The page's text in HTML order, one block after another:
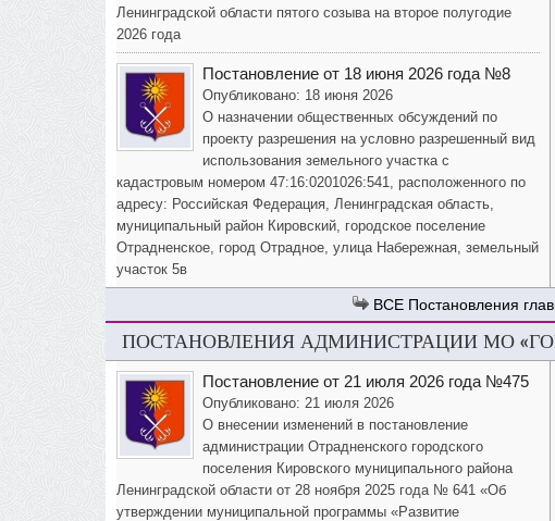
Ленинградской области пятого созыва на второе полугодие
2026 года
Постановление от 18 июня 2026 года №8
Опубликовано: 18 июня 2026
О назначении общественных обсуждений по
проекту разрешения на условно разрешенный вид
использования земельного участка с
кадастровым номером 47:16:0201026:541, расположенного по
адресу: Российская Федерация, Ленинградская область,
муниципальный район Кировский, городское поселение
Отрадненское, город Отрадное, улица Набережная, земельный
участок 5в
Постановления
ПОСТАНОВЛЕНИЯ АДМИНИСТРАЦИИ МО
Постановление от 21 июля 2026 года №475
Опубликовано: 21 июля 2026
О внесении изменений в постановление
администрации Отрадненского городского
поселения Кировского муниципального района
Ленинградской области от 28 ноября 2025 года № 641 «Об
утверждении муниципальной программы «Развитие